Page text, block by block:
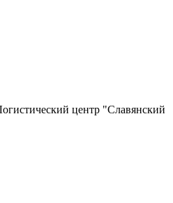
центр "Славянский